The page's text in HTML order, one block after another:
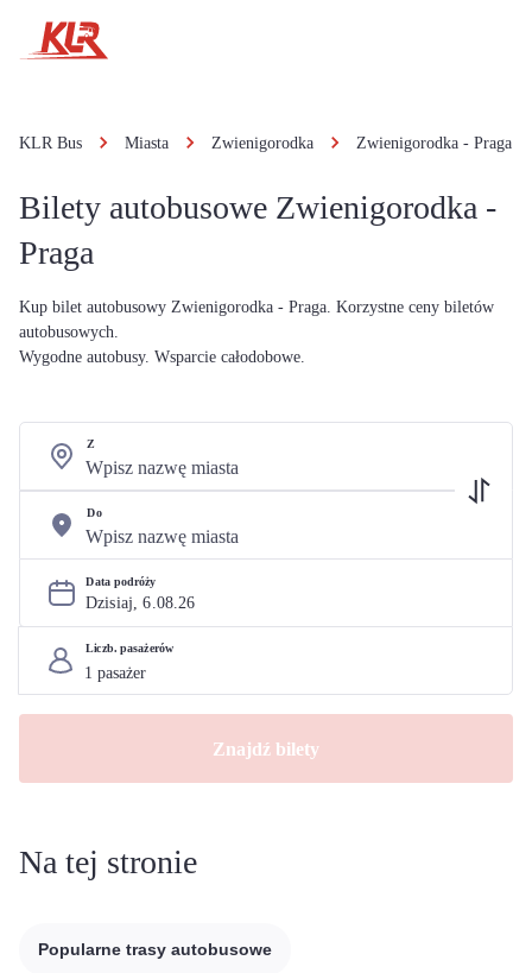
KLR Bus Miasta Zwienigorodka Zwienigorodka - Praga
Bilety autobusowe Zwienigorodka -
Praga
Kup bilet autobusowy Zwienigorodka - Praga. Korzystne ceny biletów
autobusowych.
Wygodne autobusy. Wsparcie całodobowe.
Z
Do
Data podróży
Dzisiaj, 6.08.26
Liczb. pasażerów
Znajdź bilety
Na tej stronie
Popularne trasy autobusowe